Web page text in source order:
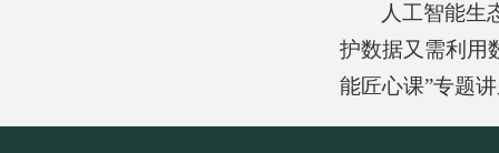
人工智能生
护数据又需利用
能匠心课”专题